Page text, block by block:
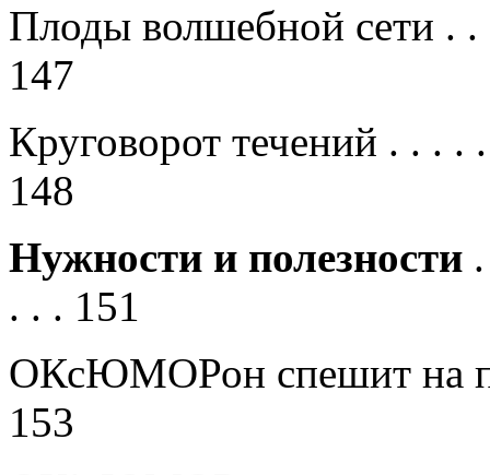
Плоды волшебной сети . .
147
Круговорот течений . . . .
148
Нужности и полезности
. . . 151
ОКсЮМОРон спешит на
153